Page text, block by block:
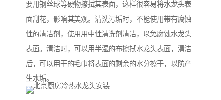
要用钢丝球等硬物擦拭其表面，这样很容易将水龙头表
面刮花，影响其美观。清洗污垢时，不能使用带有腐蚀
性的清洁剂，使用用中性清洗剂清洁，以免腐蚀水龙头
表面。清洁时，可以用半湿的布擦拭水龙头表面，清洁
后，可以用干的毛巾将表面的剩余的水分擦干，以防产
生水垢。